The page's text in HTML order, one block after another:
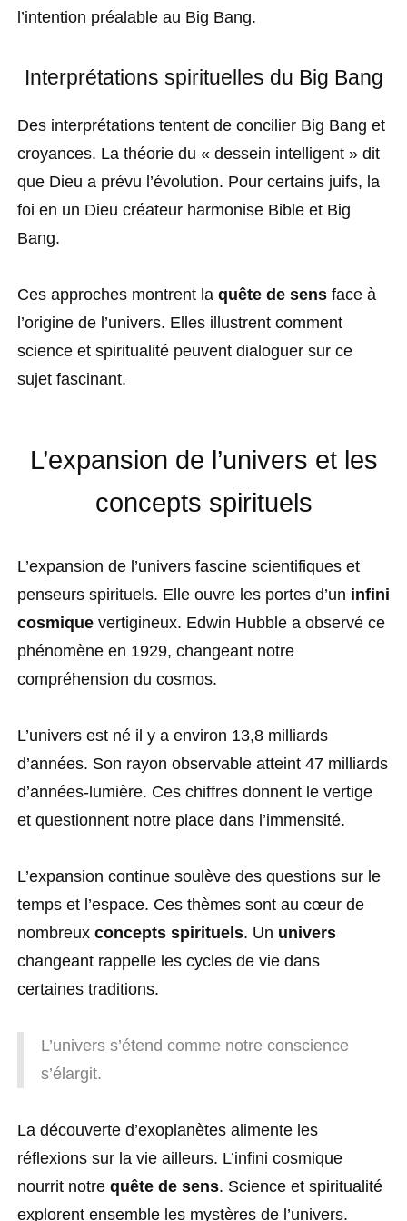
l’intention préalable au Big Bang.
Interprétations spirituelles du Big Bang
Des interprétations tentent de concilier Big Bang et
croyances. La théorie du « dessein intelligent » dit
que Dieu a prévu l’évolution. Pour certains juifs, la
foi en un Dieu créateur harmonise Bible et Big
Bang.
Ces approches montrent la quête de sens face à
l’origine de l’univers. Elles illustrent comment
science et spiritualité peuvent dialoguer sur ce
sujet fascinant.
L’expansion de l’univers et les
concepts spirituels
L’expansion de l’univers fascine scientifiques et
penseurs spirituels. Elle ouvre les portes d’un infini
cosmique vertigineux. Edwin Hubble a observé ce
phénomène en 1929, changeant notre
compréhension du cosmos.
L’univers est né il y a environ 13,8 milliards
d’années. Son rayon observable atteint 47 milliards
d’années-lumière. Ces chiffres donnent le vertige
et questionnent notre place dans l’immensité.
L’expansion continue soulève des questions sur le
temps et l’espace. Ces thèmes sont au cœur de
nombreux concepts spirituels. Un univers
changeant rappelle les cycles de vie dans
certaines traditions.
L’univers s’étend comme notre conscience
s’élargit.
La découverte d’exoplanètes alimente les
réflexions sur la vie ailleurs. L’infini cosmique
nourrit notre quête de sens. Science et spiritualité
explorent ensemble les mystères de l’univers.